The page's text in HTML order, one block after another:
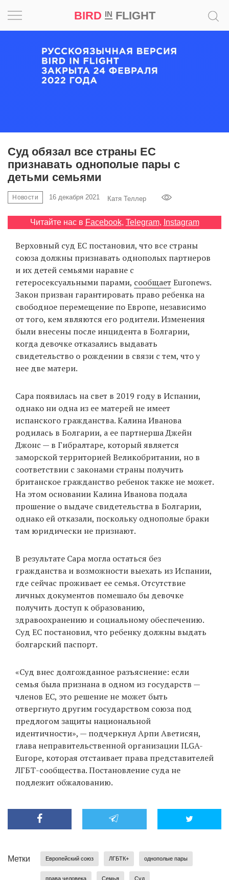
BIRD INFLIGHT
EN
UA
Суд обязал все страны ЕС
признавать однополые пары с
детьми семьями
Новости 16 декабря 2021 Катя Теллер
Читайте нас в Facebook, Telegram, Instagram
Верховный суд ЕС постановил, что все страны
союза должны признавать однополых партнеров
и их детей семьями наравне с
гетеросексуальными парами, сообщает Euronews.
Закон призван гарантировать право ребенка на
свободное перемещение по Европе, независимо
от того, кем являются его родители. Изменения
были внесены после инцидента в Болгарии,
когда девочке отказались выдавать
свидетельство о рождении в связи с тем, что у
нее две матери.
Сара появилась на свет в 2019 году в Испании,
однако ни одна из ее матерей не имеет
испанского гражданства. Калина Иванова
родилась в Болгарии, а ее партнерша Джейн
Джонс — в Гибралтаре, который является
заморской территорией Великобритании, но в
соответствии с законами страны получить
британское гражданство ребенок также не может.
На этом основании Калина Иванова подала
прошение о выдаче свидетельства в Болгарии,
однако ей отказали, поскольку однополые браки
там юридически не признают.
В результате Сара могла остаться без
гражданства и возможности выехать из Испании,
где сейчас проживает ее семья. Отсутствие
личных документов помешало бы девочке
получить доступ к образованию,
здравоохранению и социальному обеспечению.
Суд ЕС постановил, что ребенку должны выдать
болгарский паспорт.
«Суд внес долгожданное разъяснение: если
семья была признана в одном из государств —
членов ЕС, это решение не может быть
отвергнуто другим государством союза под
предлогом защиты национальной
идентичности», — подчеркнул Арпи Аветисян,
глава неправительственной организации ILGA-
Europe, которая отстаивает права представителей
ЛГБТ-сообщества. Постановление суда не
подлежит обжалованию.
Метки Европейский союз ЛГБТК+ однополые пары
права человека Семья Суд